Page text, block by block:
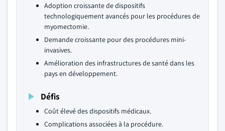
Adoption croissante de dispositifs
technologiquement avancés pour les procédures de
myomectomie.
Demande croissante pour des procédures mini-
invasives.
Amélioration des infrastructures de santé dans les
pays en développement.
Défis
Coût élevé des dispositifs médicaux.
Complications associées à la procédure.